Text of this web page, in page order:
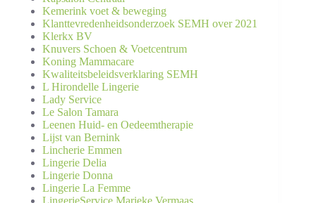
Kemerink voet & beweging
Klanttevredenheidsonderzoek SEMH over 2021
Klerkx BV
Knuvers Schoen & Voetcentrum
Koning Mammacare
Kwaliteitsbeleidsverklaring SEMH
L Hirondelle Lingerie
Lady Service
Le Salon Tamara
Leenen Huid- en Oedeemtherapie
Lijst van Bernink
Lincherie Emmen
Lingerie Delia
Lingerie Donna
Lingerie La Femme
LingerieService Marieke Vermaas